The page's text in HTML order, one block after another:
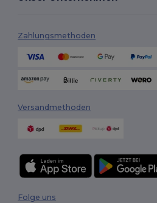
Zahlungsmethoden
Versandmethoden
Folge uns